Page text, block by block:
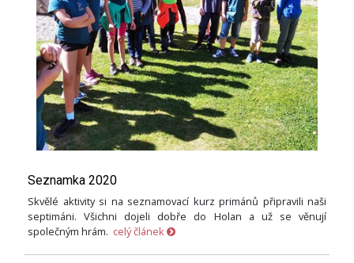
Seznamka 2020
Skvělé aktivity si na seznamovací kurz primánů připravili naši
septimáni. Všichni dojeli dobře do Holan a už se věnují
společným hrám. celý článek